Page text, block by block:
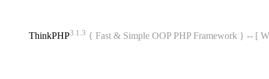
ThinkPHP3.1.3 { Fast & Simple OOP PHP Framework } -- [